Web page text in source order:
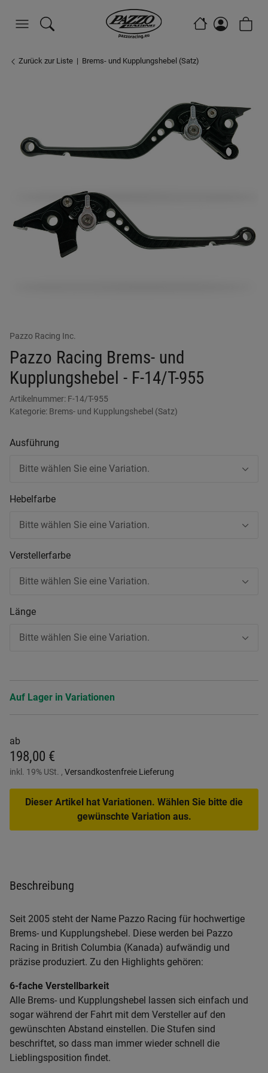
Zurück zur Liste Brems- und Kupplungshebel (Satz)
Pazzo Racing Inc.
Pazzo Racing Brems- und
Kupplungshebel - F-14/T-955
Artikelnummer: F-14/T-955
Kategorie: Brems- und Kupplungshebel (Satz)
Ausführung
Bitte wählen Sie eine Variation.
Hebelfarbe
Bitte wählen Sie eine Variation.
Verstellerfarbe
Bitte wählen Sie eine Variation.
Länge
Bitte wählen Sie eine Variation.
Auf Lager in Variationen
ab
198,00 €
inkl. 19% USt. , Versandkostenfreie Lieferung
Dieser Artikel hat Variationen. Wählen Sie bitte die
gewünschte Variation aus.
Beschreibung
Seit 2005 steht der Name Pazzo Racing für hochwertige
Brems- und Kupplungshebel. Diese werden bei Pazzo
Racing in British Columbia (Kanada) aufwändig und
präzise produziert. Zu den Highlights gehören:
6-fache Verstellbarkeit
Alle Brems- und Kupplungshebel lassen sich einfach und
sogar während der Fahrt mit dem Versteller auf den
gewünschten Abstand einstellen. Die Stufen sind
beschriftet, so dass man immer wieder schnell die
Lieblingsposition findet.